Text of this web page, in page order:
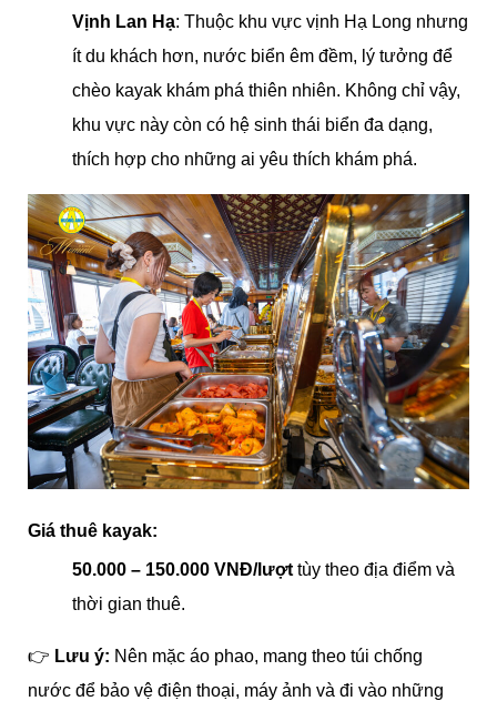
Vịnh Lan Hạ: Thuộc khu vực vịnh Hạ Long nhưng
ít du khách hơn, nước biển êm đềm, lý tưởng để
chèo kayak khám phá thiên nhiên. Không chỉ vậy,
khu vực này còn có hệ sinh thái biển đa dạng,
thích hợp cho những ai yêu thích khám phá.
Giá thuê kayak:
50.000 – 150.000 VNĐ/lượt tùy theo địa điểm và
thời gian thuê.
👉 Lưu ý: Nên mặc áo phao, mang theo túi chống
nước để bảo vệ điện thoại, máy ảnh và đi vào những